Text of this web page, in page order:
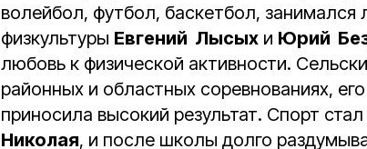
волейбол, футбол, баскетбол, занимался
физкультуры Евгений Лысых и Юрий
любовь к физической активности.
районных и областных соревнованиях,
приносила высокий результат. Спорт
Николая, и после школы долго